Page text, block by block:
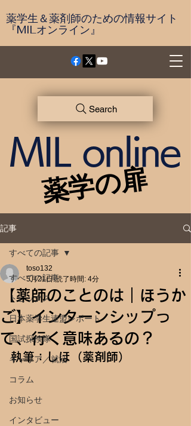
薬学生＆薬剤師のための情報サイト
『MILオンライン』
薬学の扉
薬学の扉
MIL online
Search
記事
すべての記事
トピックス
日本薬学生連盟レポート
国試探検隊
キャリア／就活
コラム
お知らせ
インタビュー
すべての記事
【薬師のことのは｜ほうか
ご】インターンシップっ
て、行く意味あるの？
toso132
5月21日 読了時間: 4分
執筆：しほ（薬剤師）